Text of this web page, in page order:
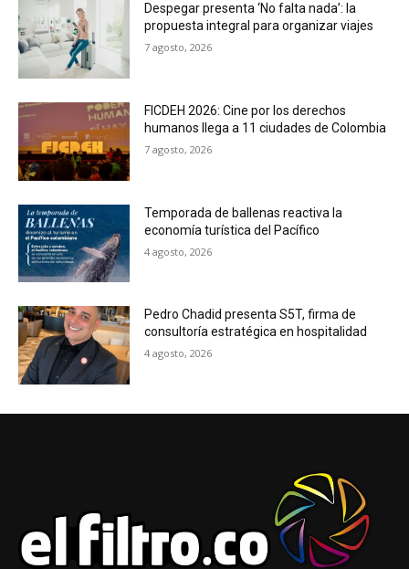
Despegar presenta ‘No falta nada’: la
propuesta integral para organizar viajes
7 agosto, 2026
FICDEH 2026: Cine por los derechos
humanos llega a 11 ciudades de Colombia
7 agosto, 2026
Temporada de ballenas reactiva la
economía turística del Pacífico
4 agosto, 2026
Pedro Chadid presenta S5T, firma de
consultoría estratégica en hospitalidad
4 agosto, 2026